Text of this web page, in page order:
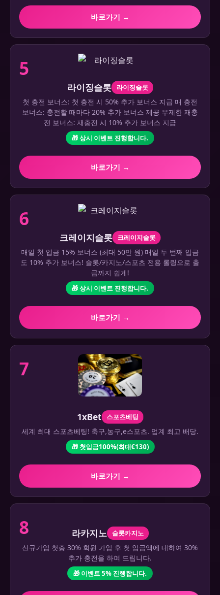
바로가기 →
5
라이징슬롯 라이징슬롯
첫 충전 보너스: 첫 충전 시 50% 추가 보너스 지급 매 충전
보너스: 충전할 때마다 20% 추가 보너스 제공 무제한 재충
전 보너스: 재충전 시 10% 추가 보너스 지급
🎁 상시 이벤트 진행합니다.
바로가기 →
6
크레이지슬롯 크레이지슬롯
매일 첫 입금 15% 보너스 (최대 50만 원) 매일 두 번째 입금
도 10% 추가 보너스! 슬롯/카지노/스포츠 전용 롤링으로 출
금까지 쉽게!
🎁 상시 이벤트 진행합니다.
바로가기 →
7
1xBet 스포츠베팅
세계 최대 스포츠베팅! 축구,농구,e스포츠. 업계 최고 배당.
🎁 첫입금100%(최대€130)
바로가기 →
8 라카지노 슬롯카지노
신규가입 첫충 30% 회원 가입 후 첫 입금액에 대하여 30%
추가 충전을 하여 드립니다.
🎁 이벤트 5% 진행합니다.